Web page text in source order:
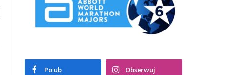
Polub Obserwuj